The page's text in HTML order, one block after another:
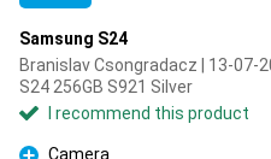
Samsung S24
Branislav Csongradacz | 13-07-
S24 256GB S921 Silver
I recommend this product
Camera